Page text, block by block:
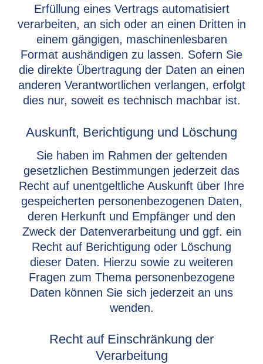
Erfüllung eines Vertrags automatisiert
verarbeiten, an sich oder an einen Dritten in
einem gängigen, maschinenlesbaren
Format aushändigen zu lassen. Sofern Sie
die direkte Übertragung der Daten an einen
anderen Verantwortlichen verlangen, erfolgt
dies nur, soweit es technisch machbar ist.
Auskunft, Berichtigung und Löschung
Sie haben im Rahmen der geltenden
gesetzlichen Bestimmungen jederzeit das
Recht auf unentgeltliche Auskunft über Ihre
gespeicherten personenbezogenen Daten,
deren Herkunft und Empfänger und den
Zweck der Datenverarbeitung und ggf. ein
Recht auf Berichtigung oder Löschung
dieser Daten. Hierzu sowie zu weiteren
Fragen zum Thema personenbezogene
Daten können Sie sich jederzeit an uns
wenden.
Recht auf Einschränkung der
Verarbeitung